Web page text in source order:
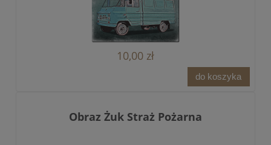
10,00 zł
do koszyka
Obraz Żuk Straż Pożarna